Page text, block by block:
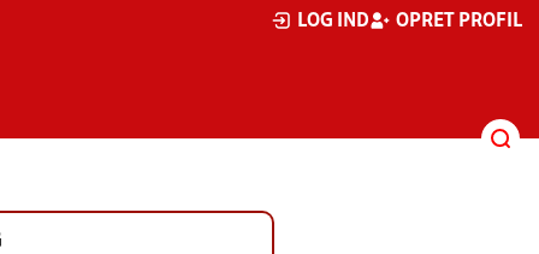
LOG IND OPRET PROFIL